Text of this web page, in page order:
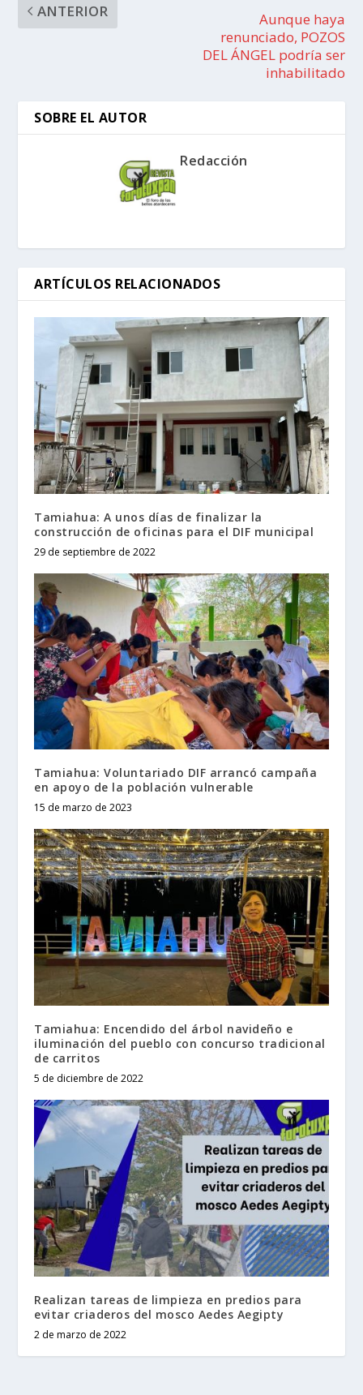
ANTERIOR
Aunque haya
renunciado, POZOS
DEL ÁNGEL podría ser
inhabilitado
SOBRE EL AUTOR
Redacción
ARTÍCULOS RELACIONADOS
Tamiahua: A unos días de finalizar la
construcción de oficinas para el DIF municipal
29 de septiembre de 2022
Tamiahua: Voluntariado DIF arrancó campaña
en apoyo de la población vulnerable
15 de marzo de 2023
Tamiahua: Encendido del árbol navideño e
iluminación del pueblo con concurso tradicional
de carritos
5 de diciembre de 2022
Realizan tareas de limpieza en predios para
evitar criaderos del mosco Aedes Aegipty
2 de marzo de 2022